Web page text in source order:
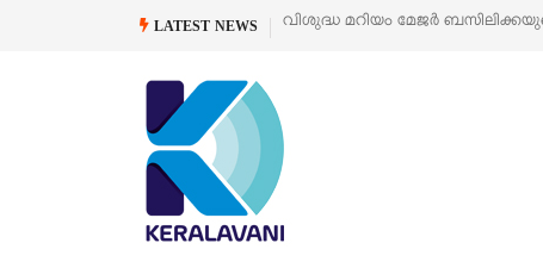
LATEST NEWS
ബസിലിക്കയുടെ സമർപ്പണ തിരുനാൾ ഓഗസ്റ്റ് 5 –‘പെറ്റൽസ്’ ലൈഫ്